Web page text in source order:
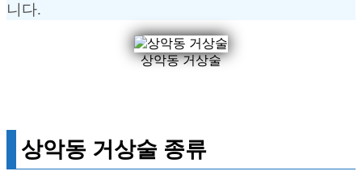
니다.
상악동 거상술
상악동 거상술 종류